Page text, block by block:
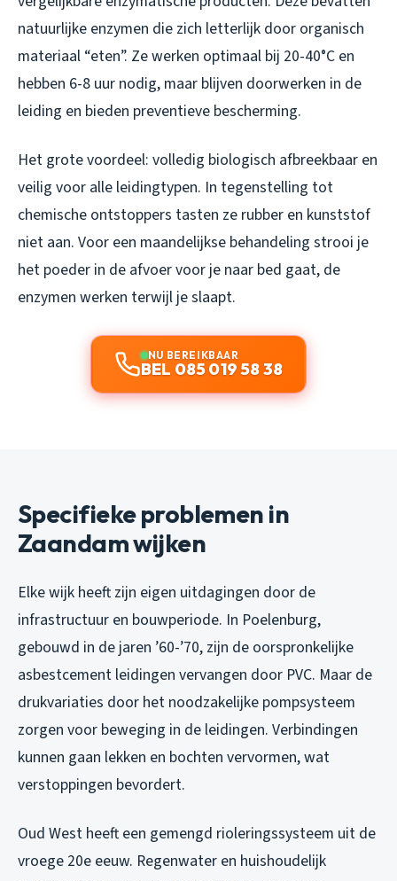
natuurlijke enzymen die zich letterlijk door organisch
materiaal “eten”. Ze werken optimaal bij 20-40°C en
hebben 6-8 uur nodig, maar blijven doorwerken in de
leiding en bieden preventieve bescherming.
Het grote voordeel: volledig biologisch afbreekbaar en
veilig voor alle leidingtypen. In tegenstelling tot
chemische ontstoppers tasten ze rubber en kunststof
niet aan. Voor een maandelijkse behandeling strooi je
het poeder in de afvoer voor je naar bed gaat, de
enzymen werken terwijl je slaapt.
NU BEREIKBAAR
BEL 085 019 58 38
Specifieke problemen in
Zaandam wijken
Elke wijk heeft zijn eigen uitdagingen door de
infrastructuur en bouwperiode. In Poelenburg,
gebouwd in de jaren ’60-’70, zijn de oorspronkelijke
asbestcement leidingen vervangen door PVC. Maar de
drukvariaties door het noodzakelijke pompsysteem
zorgen voor beweging in de leidingen. Verbindingen
kunnen gaan lekken en bochten vervormen, wat
verstoppingen bevordert.
Oud West heeft een gemengd rioleringssysteem uit de
vroege 20e eeuw. Regenwater en huishoudelijk